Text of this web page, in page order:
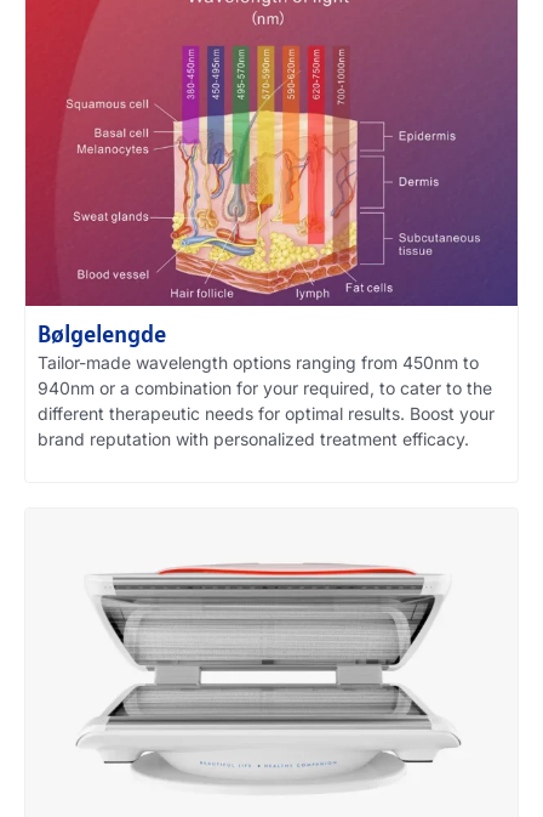
Bølgelengde
Tailor-made wavelength options ranging from 450nm to
940nm or a combination for your required, to cater to the
different therapeutic needs for optimal results. Boost your
brand reputation with personalized treatment efficacy.